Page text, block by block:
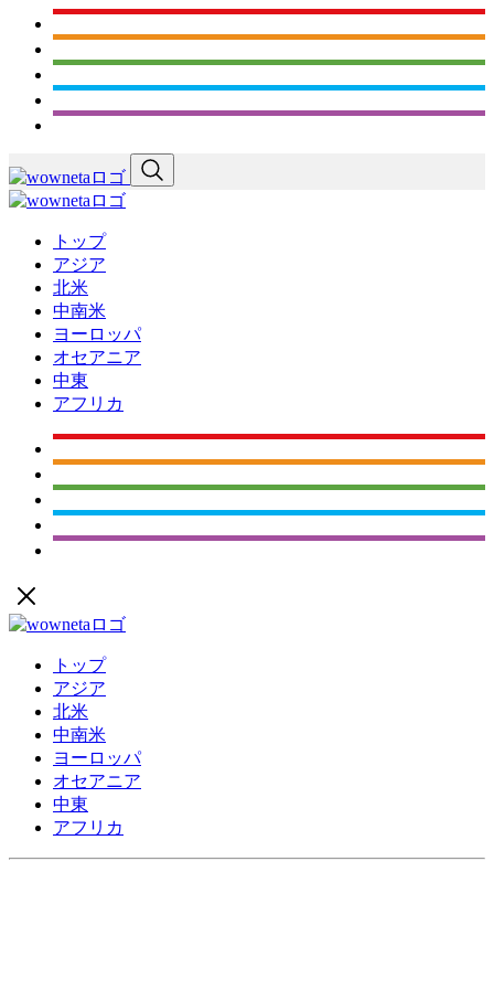
トップ
アジア
北米
中南米
ヨーロッパ
オセアニア
中東
アフリカ
トップ
アジア
北米
中南米
ヨーロッパ
オセアニア
中東
アフリカ